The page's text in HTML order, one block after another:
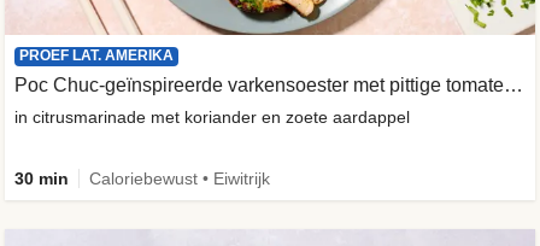
PROEF LAT. AMERIKA
Poc Chuc-geïnspireerde varkensoester met pittige tomatensalade
in citrusmarinade met koriander en zoete aardappel
30 min Caloriebewust • Eiwitrijk